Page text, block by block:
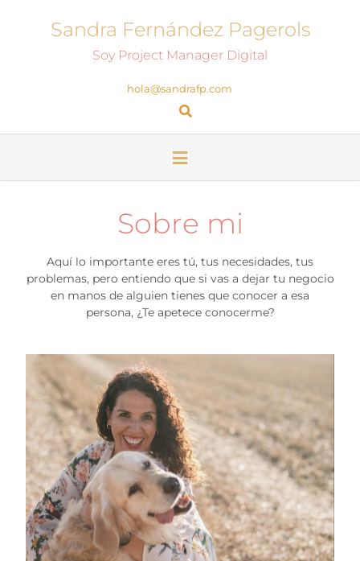
Sandra Fernández Pagerols
Soy Project Manager Digital
hola@sandrafp.com
Sobre mi
Aquí lo importante eres tú, tus necesidades, tus
problemas, pero entiendo que si vas a dejar tu negocio
en manos de alguien tienes que conocer a esa
persona, ¿Te apetece conocerme?